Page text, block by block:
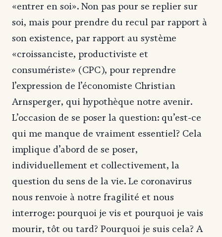
«entrer en soi». Non pas pour se replier sur
soi, mais pour prendre du recul par rapport à
son existence, par rapport au système
«croissanciste, productiviste et
consumériste» (CPC), pour reprendre
l’expression de l’économiste Christian
Arnsperger, qui hypothèque notre avenir.
L’occasion de se poser la question: qu’est-ce
qui me manque de vraiment essentiel? Cela
implique d’abord de se poser,
individuellement et collectivement, la
question du sens de la vie. Le coronavirus
nous renvoie à notre fragilité et nous
interroge: pourquoi je vis et pourquoi je vais
mourir, tôt ou tard? Pourquoi je suis cela? A